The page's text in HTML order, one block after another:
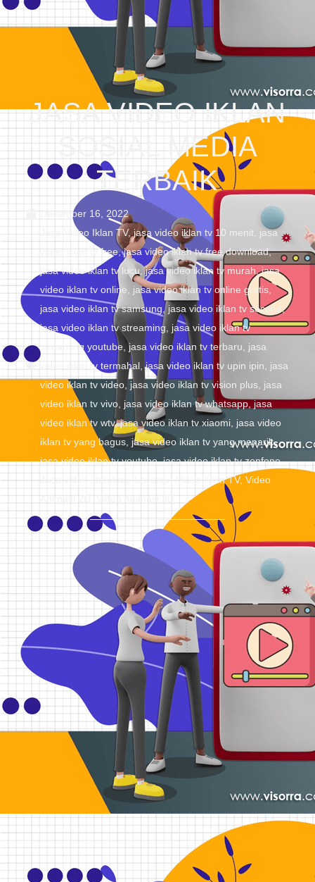
JASA VIDEO IKLAN
SOSIAL MEDIA
TERBAIK
December 16, 2022
Jasa Video Iklan TV,jasa video iklan tv 10 menit, jasa
video iklan tv free,jasa video iklan tv free download,
jasa video iklan tv lucu,jasa video iklan tv murah,jasa
video iklan tv online, jasa video iklan tv online gratis,
jasa video iklan tv samsung,jasa video iklan tv second,
jasa video iklan tv streaming, jasa video iklan tv
streaming youtube,jasa video iklan tv terbaru, jasa
video iklan tv termahal,jasa video iklan tv upin ipin, jasa
video iklan tv video, jasa video iklan tv vision plus, jasa
video iklan tv vivo, jasa video iklan tv whatsapp,jasa
video iklan tv wtv,jasa video iklan tv xiaomi, jasa video
iklan tv yang bagus, jasa video iklan tv yang menarik,
jasa video iklan tv youtube,jasa video iklan tv zenfone,
Jasa video shooting
, Layanan Video Iklan TV, Video
Animasi 2D
Video Animasi 3D